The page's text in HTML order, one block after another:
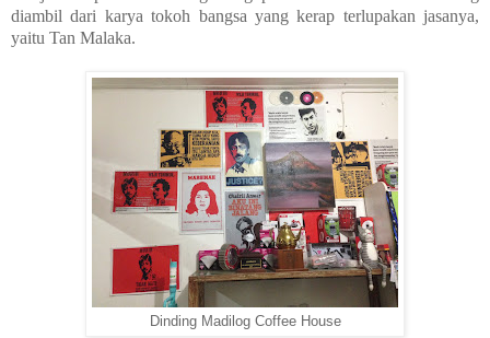
diambil dari karya tokoh bangsa yang kerap terlupakan jasanya,
yaitu Tan Malaka.
Dinding Madilog Coffee House